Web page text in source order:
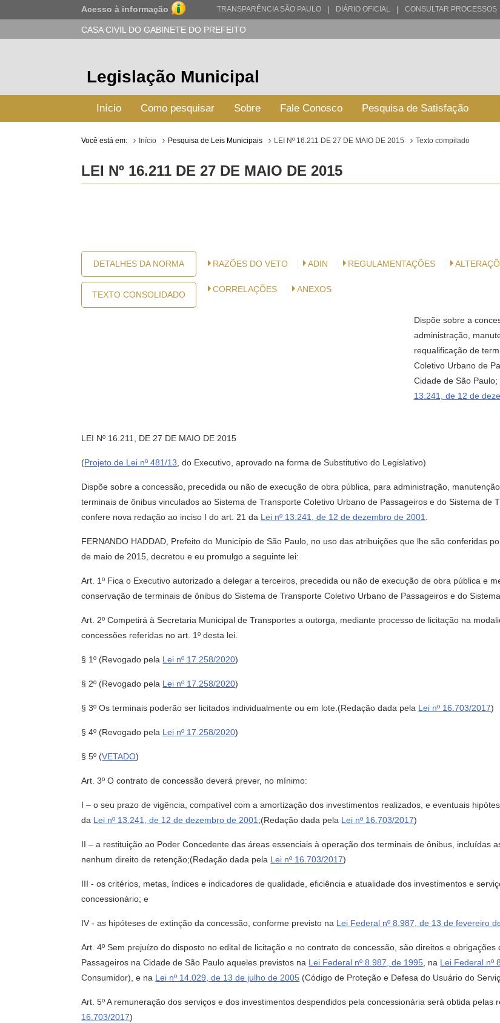
Acesso à informação TRANSPARÊNCIA SÃO PAULO | DIÁRIO OFICIAL | CONSULTAR PROCESSOS
CASA CIVIL DO GABINETE DO PREFEITO
Legislação Municipal
Início Como pesquisar Sobre Fale Conosco Pesquisa de Satisfação
Você está em: Início Pesquisa de Leis Municipais LEI Nº 16.211 DE 27 DE MAIO DE 2015 Texto compilado
LEI Nº 16.211 DE 27 DE MAIO DE 2015
DETALHES DA NORMA
TEXTO CONSOLIDADO
RAZÕES DO VETO ADIN REGULAMENTAÇÕES
CORRELAÇÕES ANEXOS
Dispõe sobre a
administração,
requalificação de
Coletivo Urbano de
Cidade de São
13.241, de 12 de
LEI Nº 16.211, DE 27 DE MAIO DE 2015
(Projeto de Lei nº 481/13 , do Executivo, aprovado na forma de Substitutivo do Legislativo)
Dispõe sobre a concessão, precedida ou não de execução de obra pública, para administração,
terminais de ônibus vinculados ao Sistema de Transporte Coletivo Urbano de Passageiros e do Sistema de
confere nova redação ao inciso I do art. 21 da Lei nº 13.241, de 12 de dezembro de 2001
FERNANDO HADDAD, Prefeito do Município de São Paulo, no uso das atribuições que lhe são conferidas
de maio de 2015, decretou e eu promulgo a seguinte lei:
Art. 1º Fica o Executivo autorizado a delegar a terceiros, precedida ou não de execução de obra pública e
conservação de terminais de ônibus do Sistema de Transporte Coletivo Urbano de Passageiros e do
Art. 2º Competirá à Secretaria Municipal de Transportes a outorga, mediante processo de licitação na
concessões referidas no art. 1º desta lei.
§ 1º (Revogado pela Lei nº 17.258/2020)
§ 2º (Revogado pela Lei nº 17.258/2020)
§ 3º Os terminais poderão ser licitados individualmente ou em lote.(Redação dada pela Lei nº 16.703/2017)
§ 4º (Revogado pela Lei nº 17.258/2020)
§ 5º (VETADO)
Art. 3º O contrato de concessão deverá prever, no mínimo:
I – o seu prazo de vigência, compatível com a amortização dos investimentos realizados, e eventuais
da Lei nº 13.241, de 12 de dezembro de 2001 ;(Redação dada pela Lei nº 16.703/2017)
II – a restituição ao Poder Concedente das áreas essenciais à operação dos terminais de ônibus, incluídas
nenhum direito de retenção;(Redação dada pela Lei nº 16.703/2017)
III - os critérios, metas, índices e indicadores de qualidade, eficiência e atualidade dos investimentos e
concessionário; e
IV - as hipóteses de extinção da concessão, conforme previsto na Lei Federal nº 8.987, de 13 de fevereiro
Art. 4º Sem prejuízo do disposto no edital de licitação e no contrato de concessão, são direitos e
Passageiros na Cidade de São Paulo aqueles previstos na Lei Federal nº 8.987, de 1995 , na Lei Federal nº
Consumidor), e na Lei nº 14.029, de 13 de julho de 2005 (Código de Proteção e Defesa do Usuário do
Art. 5º A remuneração dos serviços e dos investimentos despendidos pela concessionária será obtida
16.703/2017)